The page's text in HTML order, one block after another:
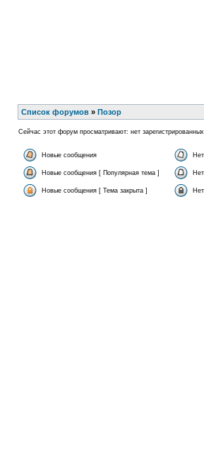
Список форумов » Позор
Сейчас этот форум просматривают: нет
Новые сообщения
Новые сообщения [ Популярная тема ]
Новые сообщения [ Тема закрыта ]